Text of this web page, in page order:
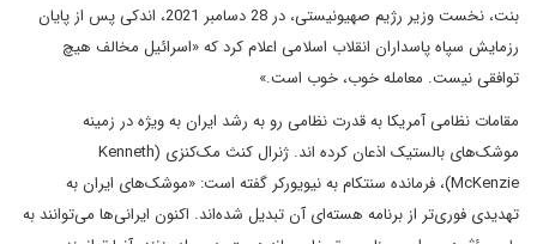
بنت، نخست وزیر رژیم صهیونیستی، در 28 دسامبر 2021، اندکی پس از پایان
رزمایش سپاه پاسداران انقلاب اسلامی اعلام کرد که «اسرائیل مخالف هیچ
توافقی نیست. معامله‌ خوب، خوب است.»
مقامات نظامی آمریکا به قدرت نظامی رو به رشد ایران به ویژه در زمینه
موشک‌های بالستیک اذعان کرده اند. ژنرال کنث مک‌کنزی (Kenneth
McKenzie)، فرمانده سنتکام به نیویورکر گفته است: «موشک‌های ایران به
تهدیدی فوری‌تر از برنامه هسته‌ای آن تبدیل شده‌اند. اکنون ایرانی‌ها می‌توانند به